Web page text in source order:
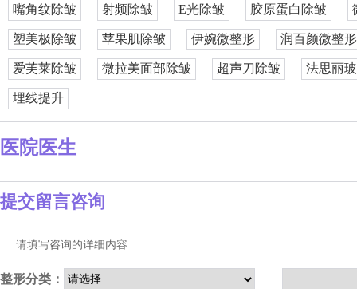
嘴角纹除皱 射频除皱 E光除皱 胶原蛋白除皱
塑美极除皱 苹果肌除皱 伊婉微整形 润百颜微整形
爱芙莱除皱 微拉美面部除皱 超声刀除皱 法思丽
埋线提升
医院医生
提交留言咨询
请填写咨询的详细内容
整形分类：